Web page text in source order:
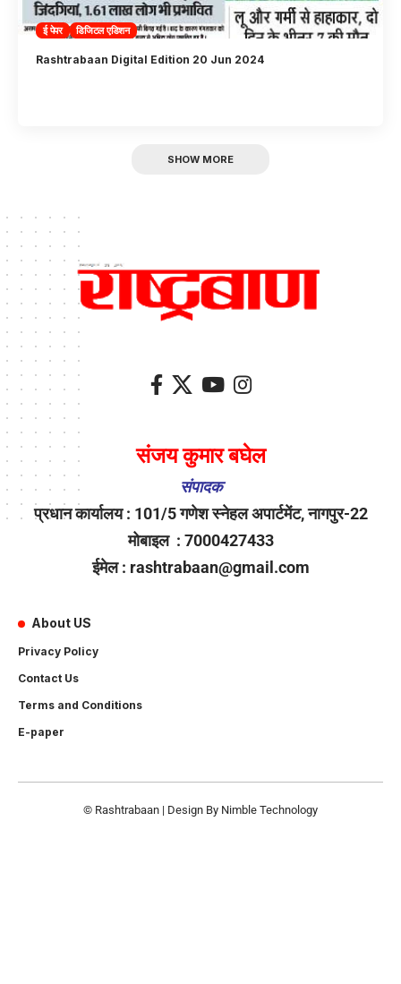
ई पेपर डिजिटल एडिशन
Rashtrabaan Digital Edition 20 Jun 2024
SHOW MORE
संजय कुमार बघेल
संपादक
प्रधान कार्यालय : 101/5 गणेश स्नेहल अपार्टमेंट, नागपुर-22
मोबाइल : 7000427433
ईमेल : rashtrabaan@gmail.com
About US
Privacy Policy
Contact Us
Terms and Conditions
E-paper
© Rashtrabaan | Design By Nimble Technology